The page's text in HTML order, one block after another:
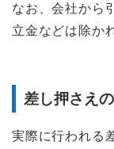
なお、会社から
立金などは除か
差し押さえ
実際に行われる